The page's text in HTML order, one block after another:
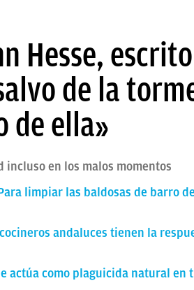
Hesse,
de la
de ella»
en los malos momentos
limpiar las baldosas de barro
andaluces tienen la
actúa como plaguicida natural